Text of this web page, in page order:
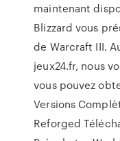
maintenant
Blizzard vous
de Warcraft III.
jeux24.fr, nous
vous pouvez
Versions
Reforged